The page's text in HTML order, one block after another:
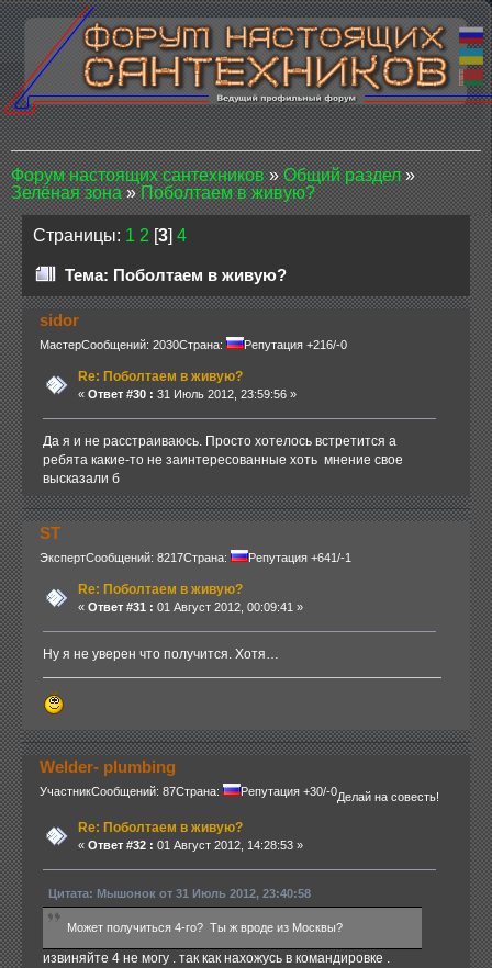
Форум настоящих сантехников»Общий раздел»
Зелёная зона»Поболтаем в живую?
Страницы: 1 2 [3] 4
Тема: Поболтаем в живую?
sidor
МастерСообщений: 2030Страна: Репутация +216/-0
Re: Поболтаем в живую?
« Ответ #30 : 31 Июль 2012, 23:59:56 »
Да я и не расстраиваюсь. Просто хотелось встретится а
ребята какие-то не заинтересованные хоть мнение свое
высказали б
ST
ЭкспертСообщений: 8217Страна: Репутация +641/-1
Re: Поболтаем в живую?
« Ответ #31 : 01 Август 2012, 00:09:41 »
Ну я не уверен что получится. Хотя…
Welder- plumbing
УчастникСообщений: 87Страна: Репутация +30/-0Делай на совесть!
Re: Поболтаем в живую?
« Ответ #32 : 01 Август 2012, 14:28:53 »
Цитата: Мышонок от 31 Июль 2012, 23:40:58
Может получиться 4-го? Ты ж вроде из Москвы?
извиняйте 4 не могу . так как нахожусь в командировке .